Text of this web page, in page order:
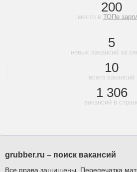
200
место в ТОПе
5
новых вакансий за
10
всего вакансий
1 306
вакансий в
grubber.ru – поиск вакансий
Все права защищены. Перепечатка